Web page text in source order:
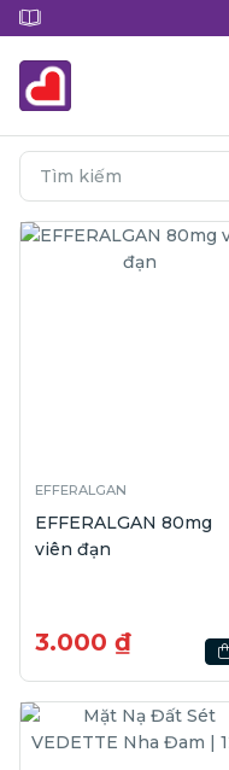
EFFERALGAN
EFFERALGAN 80mg
viên đạn
3.000 ₫